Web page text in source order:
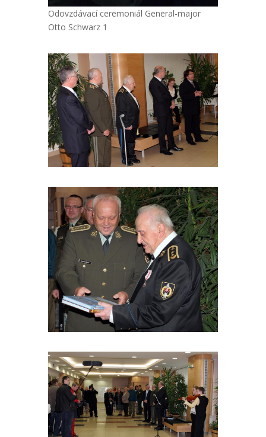
Odovzdávací ceremoniál General-major
Otto Schwarz 1